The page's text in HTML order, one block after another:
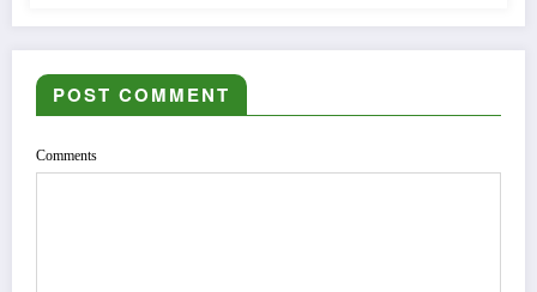
POST COMMENT
Comments